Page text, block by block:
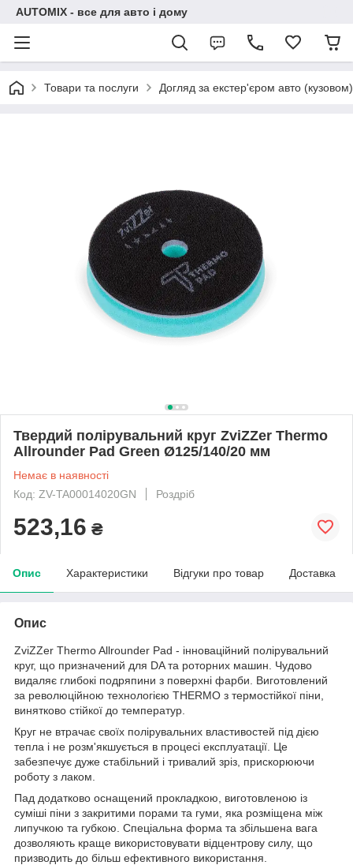
AUTOMIX - все для авто і дому
Товари та послуги Догляд за екстер'єром авто (кузовом)
Твердий полірувальний круг ZviZZer Thermo
Allrounder Pad Green Ø125/140/20 мм
Немає в наявності
Код: ZV-TA00014020GN
Роздріб
523,16 ₴
Опис Характеристики Відгуки про товар Доставка
Опис
ZviZZer Thermo Allrounder Pad - інноваційний полірувальний
круг, що призначений для DA та роторних машин. Чудово
видаляє глибокі подряпини з поверхні фарби. Виготовлений
за революційною технологією THERMO з термостійкої піни,
винятково стійкої до температур.
Круг не втрачає своїх полірувальних властивостей під дією
тепла і не розм'якшується в процесі експлуатації. Це
забезпечує дуже стабільний і тривалий зріз, прискорюючи
роботу з лаком.
Пад додатково оснащений прокладкою, виготовленою із
суміші піни з закритими порами та гуми, яка розміщена між
липучкою та губкою. Спеціальна форма та збільшена вага
дозволяють краще використовувати відцентрову силу, що
призводить до більш ефективного використання.